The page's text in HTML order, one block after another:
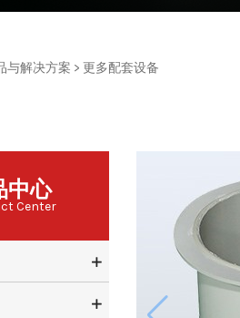
与解决方案 > 更多配套设备
中心
Center